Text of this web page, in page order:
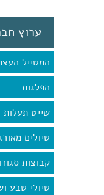
ערוץ
המטייל
הפלגות
שייט תעלות
טיולים
קבוצות
טיולי טבע